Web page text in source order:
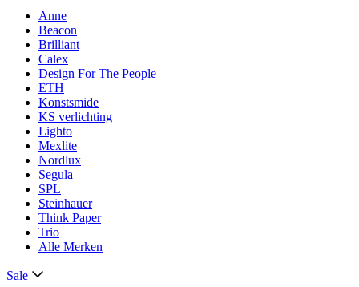
Anne
Beacon
Brilliant
Calex
Design For The People
ETH
Konstsmide
KS verlichting
Lighto
Mexlite
Nordlux
Segula
SPL
Steinhauer
Think Paper
Trio
Alle Merken
Sale